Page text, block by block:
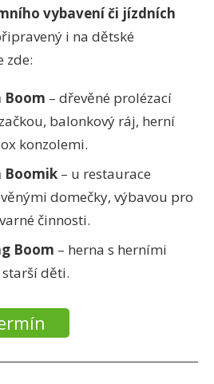
vybavení či jízdních
i na dětské
zde:
Boom – dřevěné prolézací
balonkový ráj, herní
konzolemi.
Boomik – u restaurace
domečky, výbavou pro
činnosti.
Boom – herna s herními
děti.